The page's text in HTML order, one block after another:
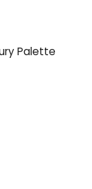
Palette